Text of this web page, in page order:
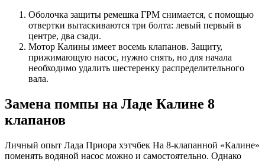
Оболочка защиты ремешка ГРМ снимается, с помощью
отвертки вытаскиваются три болта: левый первый в
центре, два сзади.
Мотор Калины имеет восемь клапанов. Защиту,
прижимающую насос, нужно снять, но для начала
необходимо удалить шестеренку распределительного
вала.
Замена помпы на Ладе Калине 8
клапанов
Личный опыт Лада Приора хэтчбек На 8-клапанной «Калине»
поменять водяной насос можно и самостоятельно. Однако